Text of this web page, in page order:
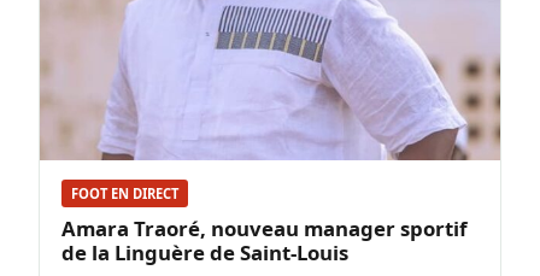
FOOT EN DIRECT
Amara Traoré, nouveau manager sportif
de la Linguère de Saint-Louis